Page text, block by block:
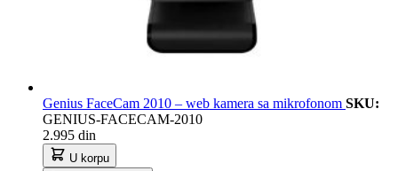
Genius FaceCam 2010 – web kamera sa mikrofonom SKU:
GENIUS-FACECAM-2010
2.995 din
U korpu